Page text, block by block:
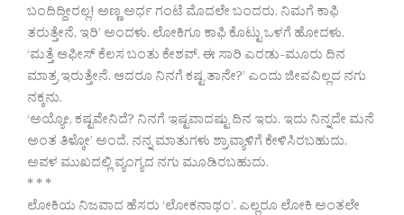
ಬಂದಿದ್ದೀರಲ್ಲ! ಅಣ್ಣ ಅರ್ಧ ಗಂಟೆ ಮೊದಲೇ ಬಂದರು. ನಿಮಗೆ ಕಾಫಿ
ತರುತ್ತೇನೆ, ಇರಿ’ ಅಂದಳು. ಲೋಕಿಗೂ ಕಾಫಿ ಕೊಟ್ಟು ಒಳಗೆ ಹೋದಳು.
‘ಮತ್ತೆ ಆಫೀಸ್ ಕೆಲಸ ಬಂತು ಕೇಶವ್. ಈ ಸಾರಿ ಎರಡು-ಮೂರು ದಿನ
ಮಾತ್ರ ಇರುತ್ತೇನೆ. ಆದರೂ ನಿನಗೆ ಕಷ್ಟ ತಾನೇ?’ ಎಂದು ಜೀವವಿಲ್ಲದ ನಗು
ನಕ್ಕನು.
‘ಅಯ್ಯೋ, ಕಷ್ಟವೇನಿದೆ? ನಿನಗೆ ಇಷ್ಟವಾದಷ್ಟು ದಿನ ಇರು. ಇದು ನಿನ್ನದೇ ಮನೆ
ಅಂತ ತಿಳ್ಕೋ’ ಅಂದೆ. ನನ್ನ ಮಾತುಗಳು ಶ್ರಾವ್ಯಾಳಿಗೆ ಕೇಳಿಸಿರಬಹುದು.
ಅವಳ ಮುಖದಲ್ಲಿ ವ್ಯಂಗ್ಯದ ನಗು ಮೂಡಿರಬಹುದು.
* * *
ಲೋಕಿಯ ನಿಜವಾದ ಹೆಸರು ‘ಲೋಕನಾಥಂ’. ಎಲ್ಲರೂ ಲೋಕಿ ಅಂತಲೇ